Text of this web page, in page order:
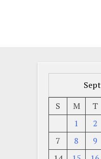
S
M T
1
2
7
8 9